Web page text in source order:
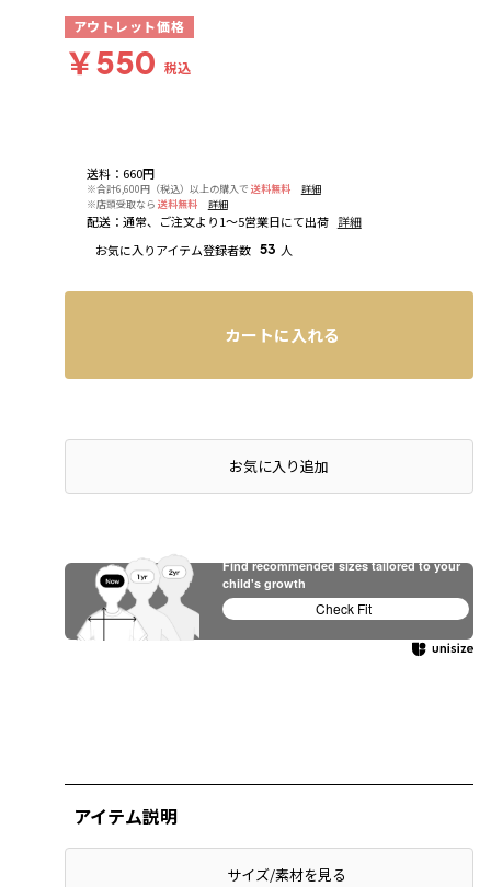
送料： 660円
※合計6,600円（税込）以上の購入で 送料無料
詳細
※店頭受取なら 送料無料 詳細
配送： 通常、ご注文より1～5営業日にて出荷 詳細
お気に入りアイテム登録者数 53 人
アウトレット価格
￥550 税込
カートに入れる
お気に入り追加
アイテム説明
サイズ/素材を見る
Find recommended sizes tailored to your
child's growth
Check Fit